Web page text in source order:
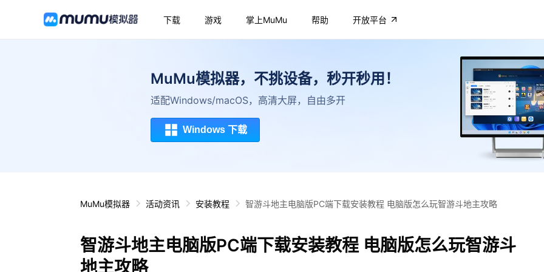
下载 游戏 掌上MuMu 帮助 开放平台
MuMu模拟器，不挑设备，秒开秒用！
适配Windows/macOS，高清大屏，自由多开
Windows 下载
MuMu模拟器 活动资讯 安装教程 智游斗地主电脑版PC端下载安装教程 电脑版怎么玩智游斗地主攻略
智游斗地主电脑版PC端下载安装教程 电脑版怎么玩智游斗
地主攻略